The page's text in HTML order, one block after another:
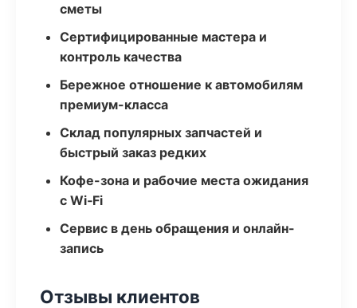
сметы
Сертифицированные мастера и
контроль качества
Бережное отношение к автомобилям
премиум-класса
Склад популярных запчастей и
быстрый заказ редких
Кофе-зона и рабочие места ожидания
с Wi‑Fi
Сервис в день обращения и онлайн-
запись
Отзывы клиентов